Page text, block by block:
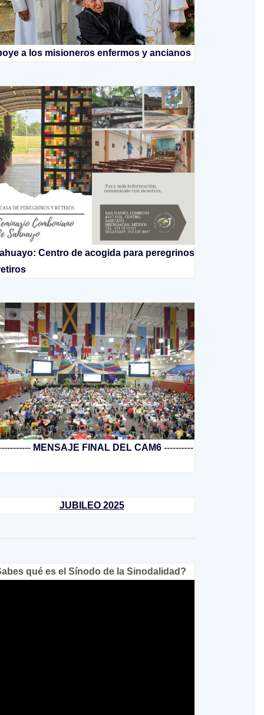
a los misioneros enfermos y ancianos
Centro de acogida para peregrinos
MENSAJE FINAL DEL CAM6 ----------
JUBILEO 2025
qué es el Sínodo de la Sinodalidad?